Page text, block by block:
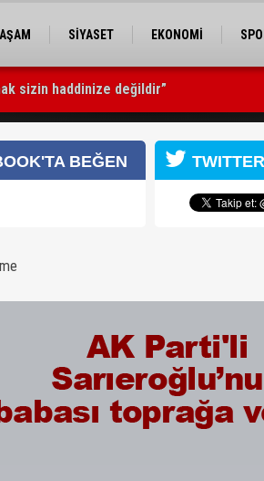
SİYASET EKONOMİ
BEĞEN